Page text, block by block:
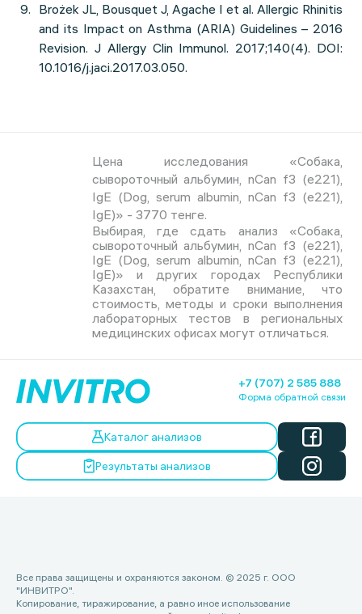
Brożek JL, Bousquet J, Agache I et al. Allergic Rhinitis
and its Impact on Asthma (ARIA) Guidelines – 2016
Revision. J Allergy Clin Immunol. 2017;140(4). DOI:
10.1016/j.jaci.2017.03.050.
Цена исследования «Собака,
сывороточный альбумин, nCan f3 (e221),
IgE (Dog, serum albumin, nCan f3 (e221),
IgE)» - 3770 тенге.
Выбирая, где сдать анализ «Собака,
сывороточный альбумин, nCan f3 (e221),
IgE (Dog, serum albumin, nCan f3 (e221),
IgE)» и других городах Республики
Казахстан, обратите внимание, что
стоимость, методы и сроки выполнения
лабораторных тестов в региональных
медицинских офисах могут отличаться.
+7 (707) 2 585 888
Форма обратной связи
Каталог анализов
Результаты анализов
Все права защищены и охраняются законом. © 2025 г. ООО
"ИНВИТРО".
Копирование, тиражирование, а равно иное использование